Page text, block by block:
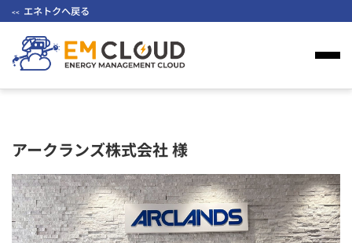
<< エネトクへ戻る
アークランズ株式会社 様